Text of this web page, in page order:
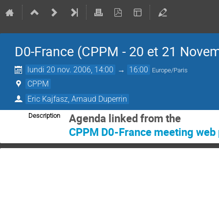
D0-France (CPPM - 20 et 21
lundi 20 nov. 2006, 14:00 → 16:00 Europe/Paris
CPPM
Eric Kajfasz, Arnaud Duperrin
Description
CPPM D0-France meeting